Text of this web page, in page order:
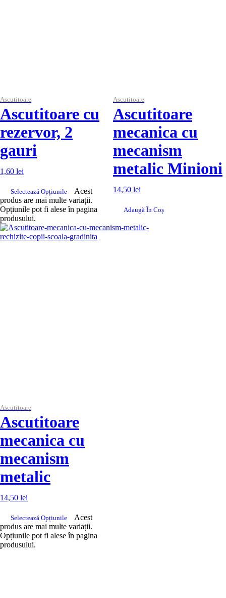
Ascutitoare
Ascutitoare cu
rezervor, 2
gauri
1,60 lei
Selectează Opțiunile
Acest
produs are mai multe variații.
Opțiunile pot fi alese în pagina
produsului.
Ascutitoare
Ascutitoare
mecanica cu
mecanism
metalic Minioni
14,50 lei
Adaugă În Coș
Ascutitoare
Ascutitoare
mecanica cu
mecanism
metalic
14,50 lei
Selectează Opțiunile
Acest
produs are mai multe variații.
Opțiunile pot fi alese în pagina
produsului.